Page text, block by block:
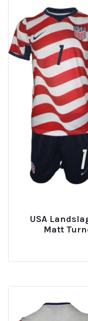
USA
Matt